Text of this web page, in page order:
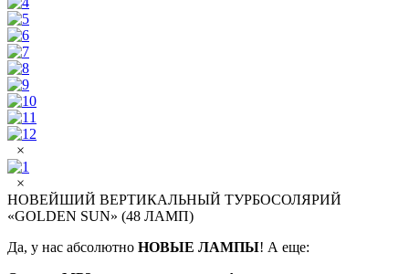
×
×
НОВЕЙШИЙ ВЕРТИКАЛЬНЫЙ ТУРБОСОЛЯРИЙ
«GOLDEN SUN» (48 ЛАМП)
Да, у нас абсолютно НОВЫЕ ЛАМПЫ! А еще: